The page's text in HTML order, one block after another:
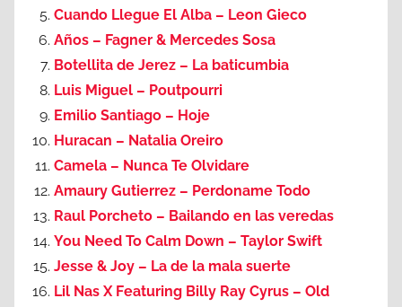
Cuando Llegue El Alba – Leon Gieco
Años – Fagner & Mercedes Sosa
Botellita de Jerez – La baticumbia
Luis Miguel – Poutpourri
Emilio Santiago – Hoje
Huracan – Natalia Oreiro
Camela – Nunca Te Olvidare
Amaury Gutierrez – Perdoname Todo
Raul Porcheto – Bailando en las veredas
You Need To Calm Down – Taylor Swift
Jesse & Joy – La de la mala suerte
Lil Nas X Featuring Billy Ray Cyrus – Old